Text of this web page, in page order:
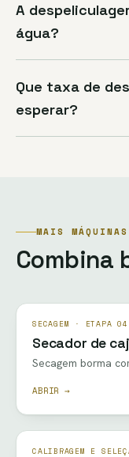
A
água?
Que taxa de
esperar?
MAIS MÁQUINAS
Combina
SECAGEM · ETAPA 04
Secador de
Secagem borma
ABRIR →
CALIBRAGEM E